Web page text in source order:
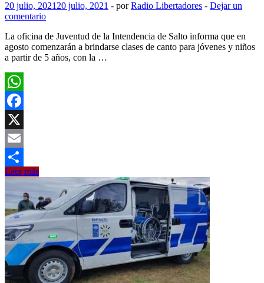
20 julio, 2021 20 julio, 2021 - porRadio Libertadores - Dejar un
comentario
La oficina de Juventud de la Intendencia de Salto informa que en
agosto comenzarán a brindarse clases de canto para jóvenes y niños
a partir de 5 años, con la …
WhatsApp
Facebook
X
Email
Compartir
Abren
inscripciones
para
clases
de
canto
en
la
oficina
de
Juventud
Leer más